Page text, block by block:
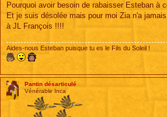
Pourquoi avoir besoin de rabaisser Esteban à
Et je suis désolée mais pour moi Zia n'a
à JL François !!!!
Aides-nous Esteban puisque tu es le Fils du Soleil !
Pantin désarticulé
Vénérable Inca